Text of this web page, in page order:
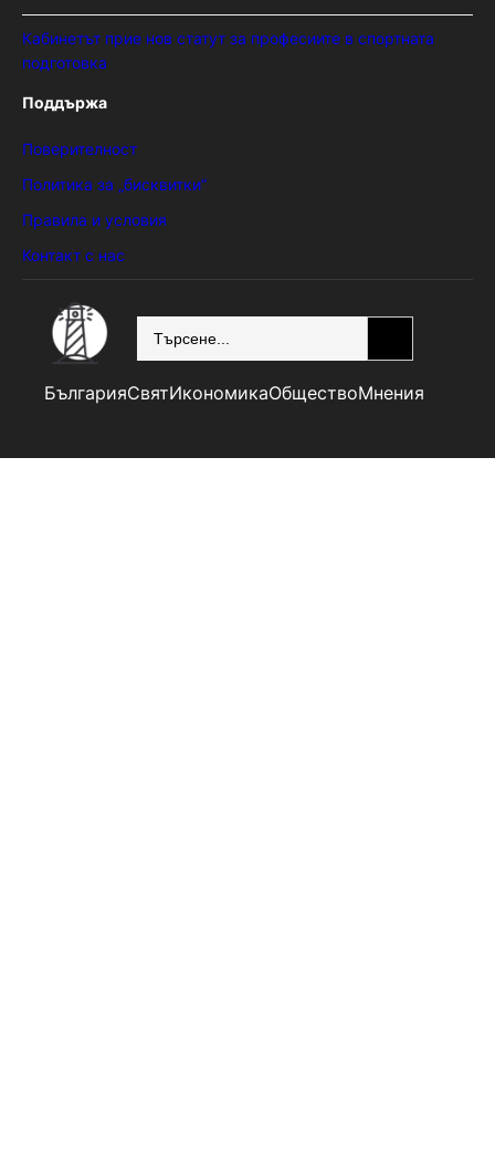
Кабинетът прие нов статут за професиите в спортната
подготовка
Поддържа
Поверителност
Политика за „бисквитки“
Правила и условия
Контакт с нас
БългарияСвятИкономикаОбществоМнения